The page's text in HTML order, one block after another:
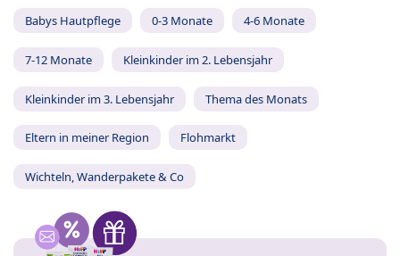
Babys Hautpflege 0-3 Monate 4-6 Monate
7-12 Monate Kleinkinder im 2. Lebensjahr
Kleinkinder im 3. Lebensjahr Thema des Monats
Eltern in meiner Region Flohmarkt
Wichteln, Wanderpakete & Co